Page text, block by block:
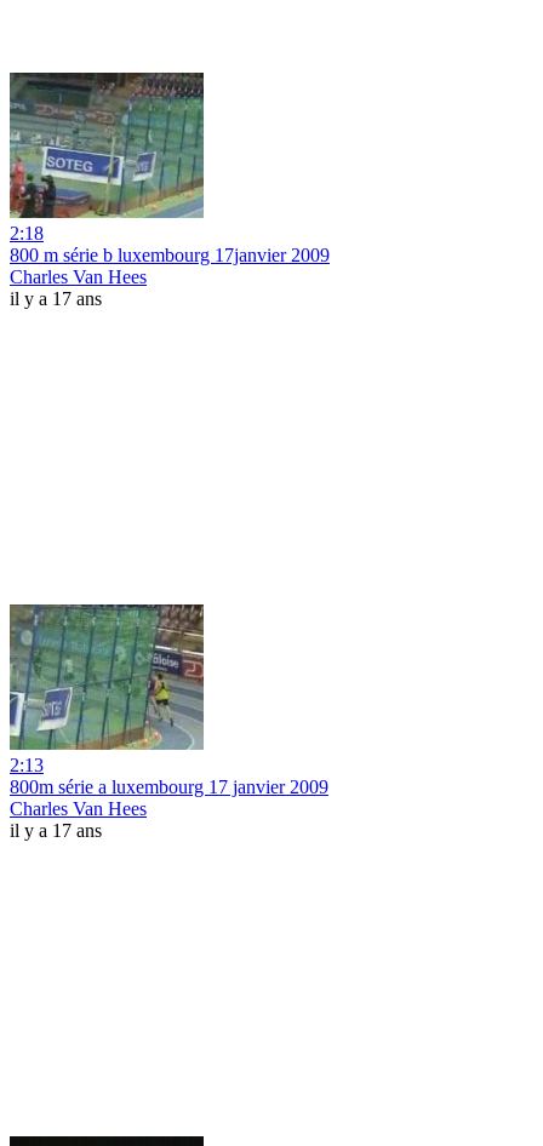
2:18
800 m série b luxembourg 17janvier 2009
Charles Van Hees
il y a 17 ans
2:13
800m série a luxembourg 17 janvier 2009
Charles Van Hees
il y a 17 ans